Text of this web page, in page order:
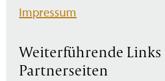
Impressum
Weiterführende
Partnerseiten